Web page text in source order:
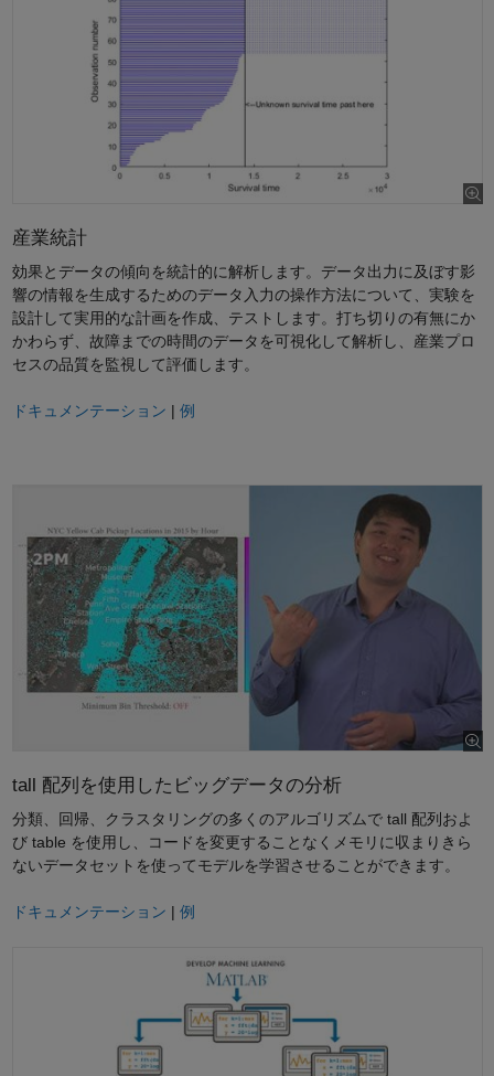
産業統計
効果とデータの傾向を統計的に解析します。データ出力に及ぼす影
響の情報を生成するためのデータ入力の操作方法について、実験を
設計して実用的な計画を作成、テストします。打ち切りの有無にか
かわらず、故障までの時間のデータを可視化して解析し、産業プロ
セスの品質を監視して評価します。
ドキュメンテーション | 例
tall 配列を使用したビッグデータの分析
分類、回帰、クラスタリングの多くのアルゴリズムで tall 配列およ
び table を使用し、コードを変更することなくメモリに収まりきら
ないデータセットを使ってモデルを学習させることができます。
ドキュメンテーション | 例